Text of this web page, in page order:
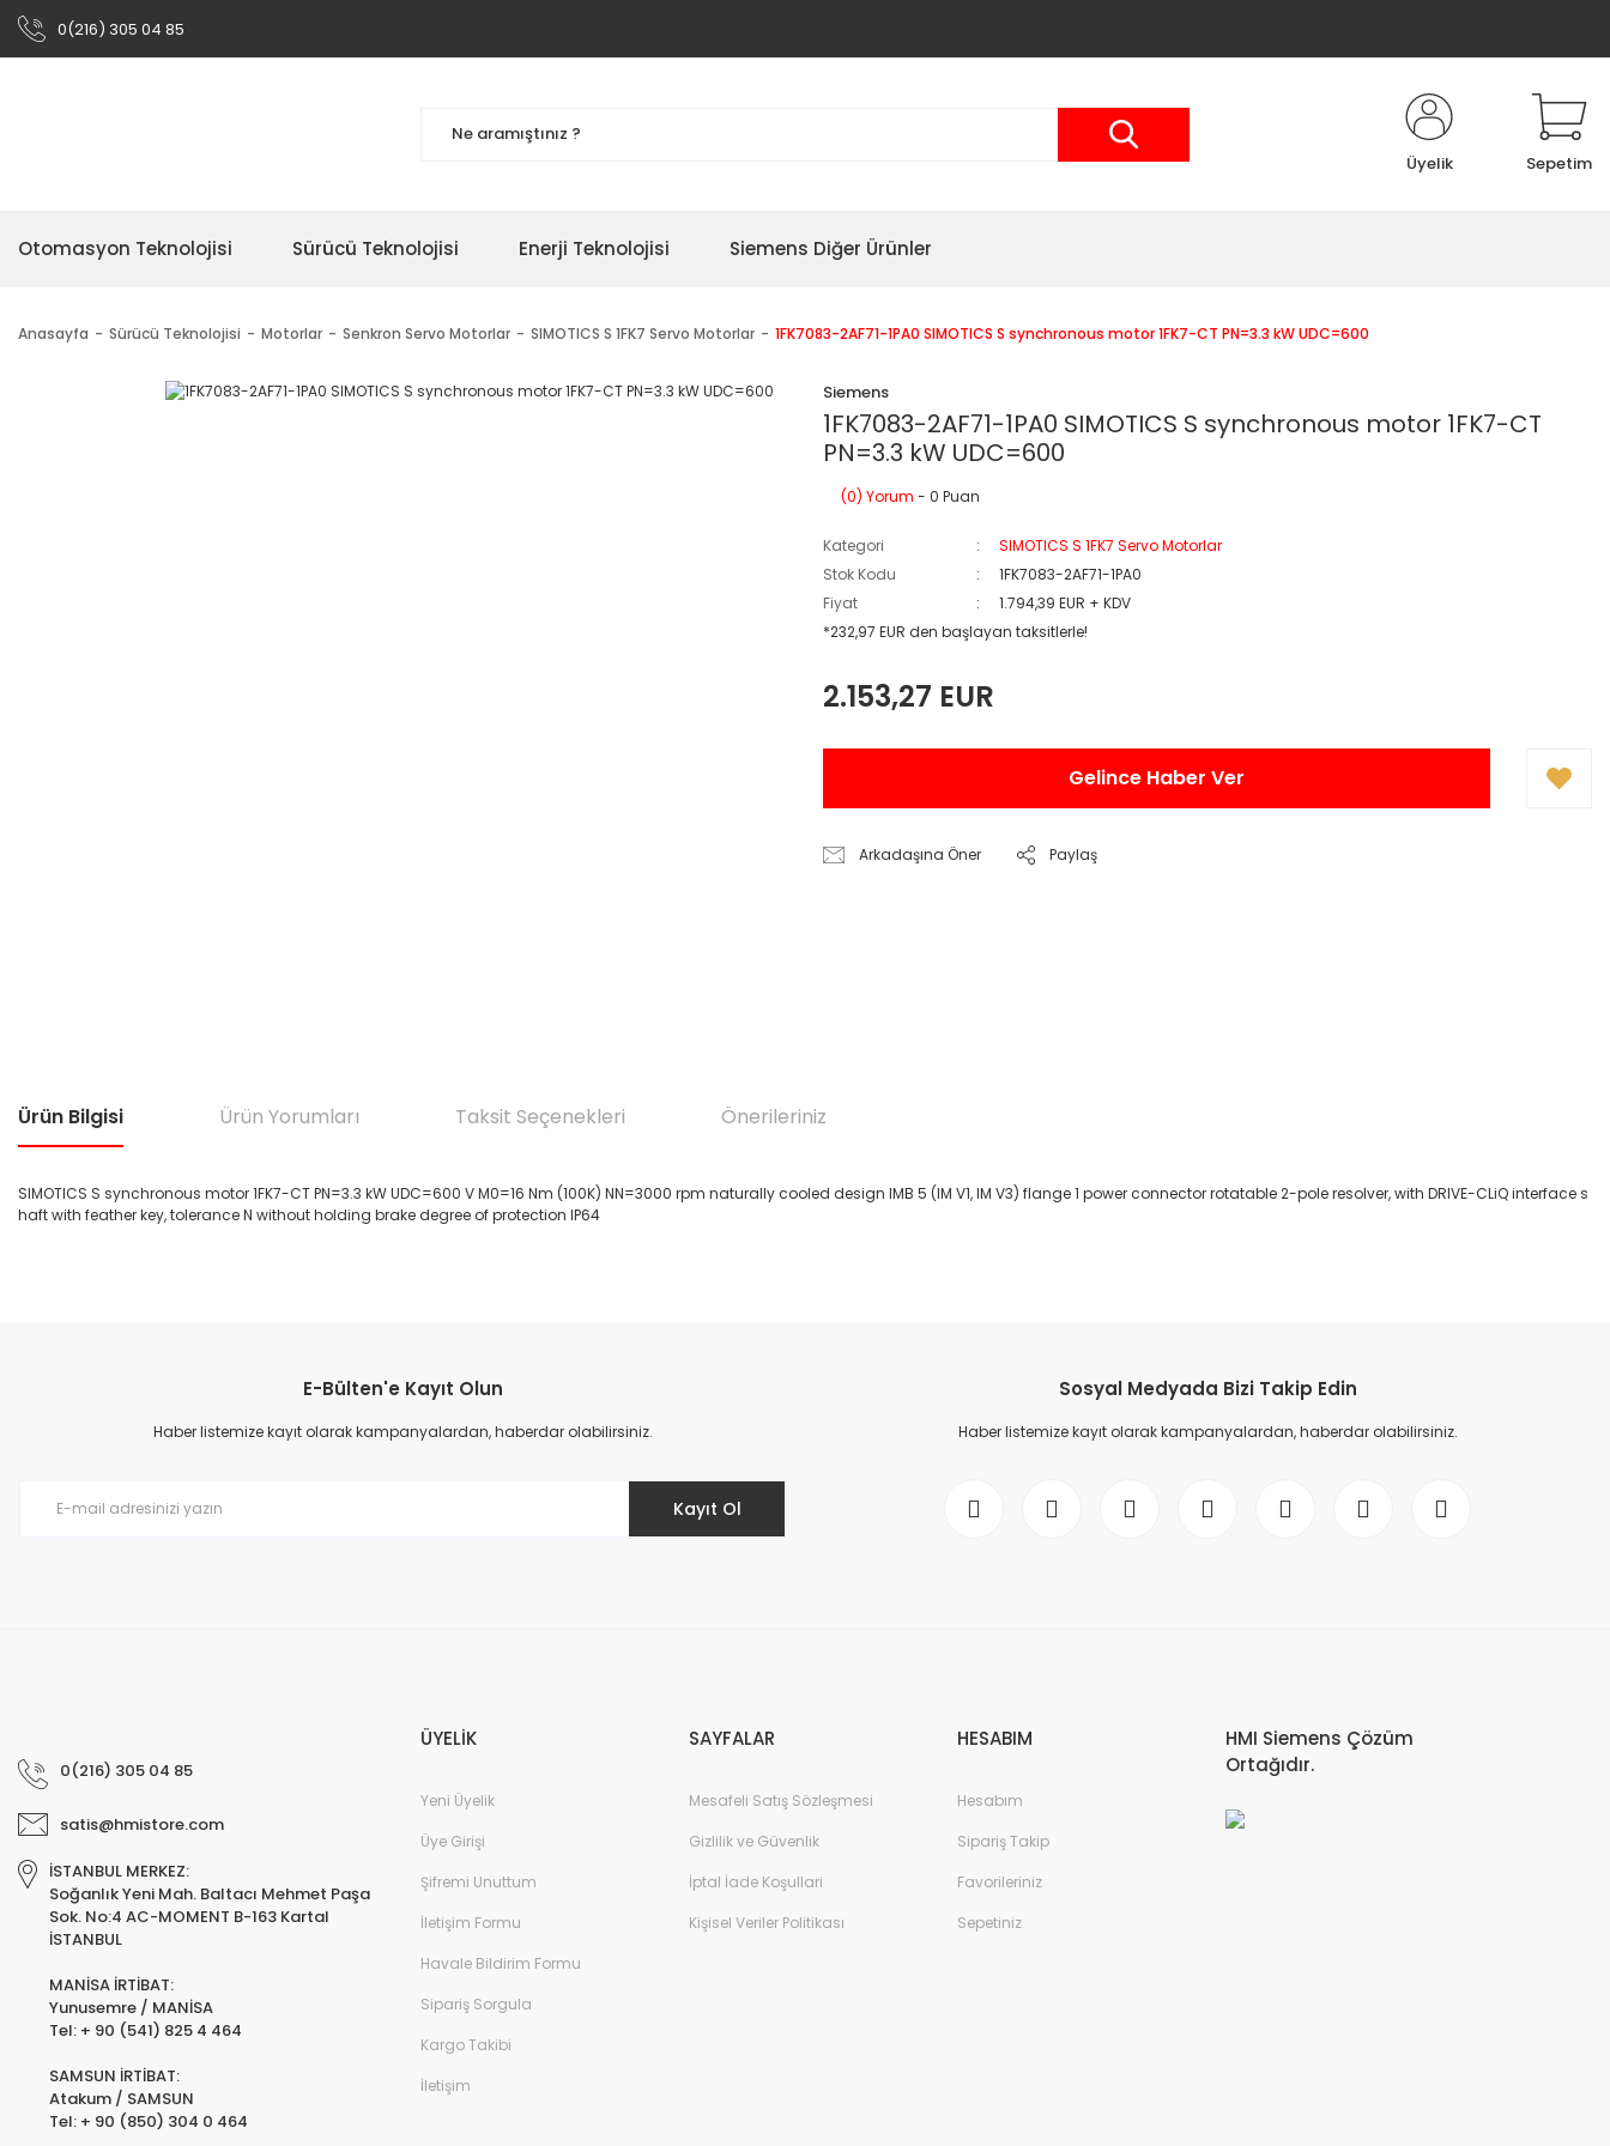
0(216) 305 04 85
Üyelik Sepetim
Otomasyon Teknolojisi Sürücü Teknolojisi Enerji Teknolojisi Siemens Diğer Ürünler
Anasayfa Sürücü Teknolojisi Motorlar Senkron Servo Motorlar SIMOTICS S 1FK7 Servo Motorlar 1FK7083-2AF71-1PA0 SIMOTICS S synchronous motor 1FK7-CT PN=3.3 kW UDC=600
Siemens
1FK7083-2AF71-1PA0 SIMOTICS S synchronous motor 1FK7-CT
PN=3.3 kW UDC=600
(0) Yorum - 0 Puan
Kategori
SIMOTICS S 1FK7 Servo Motorlar
Stok Kodu
1FK7083-2AF71-1PA0
Fiyat
1.794,39 EUR + KDV
*232,97 EUR den başlayan taksitlerle!
2.153,27 EUR
Gelince Haber Ver
Arkadaşına Öner Paylaş
Ürün Bilgisi Ürün Yorumları Taksit Seçenekleri Önerileriniz
SIMOTICS S synchronous motor 1FK7-CT PN=3.3 kW UDC=600 V M0=16 Nm (100K) NN=3000 rpm naturally cooled design IMB 5 (IM V1, IM V3) flange 1 power connector rotatable 2-pole resolver, with DRIVE-CLiQ interface s
haft with feather key, tolerance N without holding brake degree of protection IP64
Ürün resmi kalitesiz, bozuk veya görüntülenemiyor.
Ürün açıklamasında eksik bilgiler bulunuyor.
E-Bülten'e Kayıt Olun
Haber listemize kayıt olarak kampanyalardan, haberdar olabilirsiniz.
Kayıt Ol
Sosyal Medyada Bizi Takip Edin
Haber listemize kayıt olarak kampanyalardan, haberdar olabilirsiniz.
0(216) 305 04 85
satis@hmistore.com
İSTANBUL MERKEZ:
Soğanlık Yeni Mah. Baltacı Mehmet Paşa
Sok. No:4 AC-MOMENT B-163 Kartal
İSTANBUL
MANİSA İRTİBAT:
Yunusemre / MANİSA
Tel: + 90 (541) 825 4 464
SAMSUN İRTİBAT:
Atakum / SAMSUN
Tel: + 90 (850) 304 0 464
ÜYELİK
Yeni Üyelik
Üye Girişi
Şifremi Unuttum
İletişim Formu
Havale Bildirim Formu
Sipariş Sorgula
Kargo Takibi
İletişim
SAYFALAR
Mesafeli Satış Sözleşmesi
Gizlilik ve Güvenlik
İptal İade Koşullari
Kişisel Veriler Politikası
HESABIM
Hesabım
Sipariş Takip
Favorileriniz
Sepetiniz
HMI Siemens Çözüm
Ortağıdır.